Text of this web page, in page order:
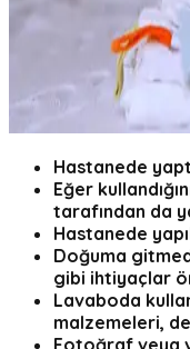
Hastanede
Eğer
tarafından da
Hastanede
Doğuma
gibi ihtiyaçlar
Lavaboda
malzemeleri,
Fotoğraf veya